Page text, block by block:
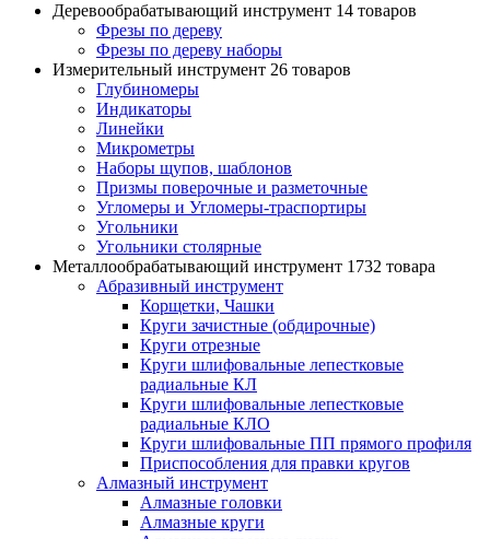
Деревообрабатывающий инструмент 14 товаров
Фрезы по дереву
Фрезы по дереву наборы
Измерительный инструмент 26 товаров
Глубиномеры
Индикаторы
Линейки
Микрометры
Наборы щупов, шаблонов
Призмы поверочные и разметочные
Угломеры и Угломеры-траспортиры
Угольники
Угольники столярные
Металлообрабатывающий инструмент 1732 товара
Абразивный инструмент
Корщетки, Чашки
Круги зачистные (обдирочные)
Круги отрезные
Круги шлифовальные лепестковые
радиальные КЛ
Круги шлифовальные лепестковые
радиальные КЛО
Круги шлифовальные ПП прямого профиля
Приспособления для правки кругов
Алмазный инструмент
Алмазные головки
Алмазные круги